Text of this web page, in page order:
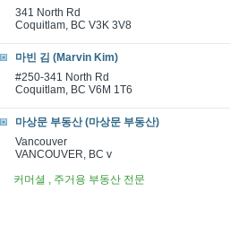
341 North Rd
Coquitlam, BC V3K 3V8
마빈 김 (Marvin Kim)
#250-341 North Rd
Coquitlam, BC V6M 1T6
마상문 부동산 (마상문 부동산)
Vancouver
VANCOUVER, BC v
커머셜 , 주거용 부동산 전문